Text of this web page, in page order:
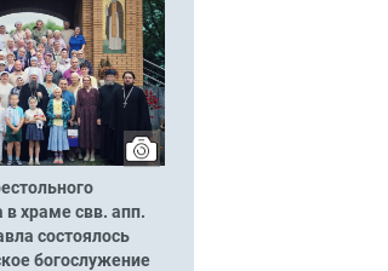
в храме свв. апп.
состоялось
богослужение